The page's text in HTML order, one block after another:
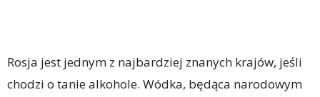
Rosja jest jednym z najbardziej znanych krajów, jeśli
chodzi o tanie alkohole. Wódka, będąca narodowym